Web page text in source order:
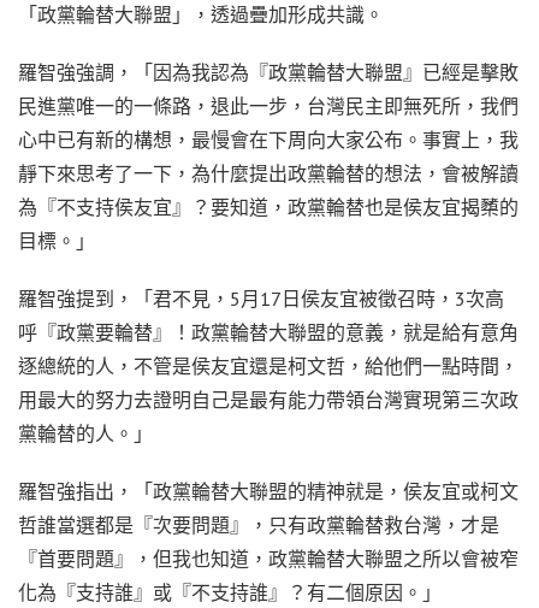
「政黨輪替大聯盟」，透過疊加形成共識。
羅智強強調，「因為我認為『政黨輪替大聯盟』已經是擊敗
民進黨唯一的一條路，退此一步，台灣民主即無死所，我們
心中已有新的構想，最慢會在下周向大家公布。事實上，我
靜下來思考了一下，為什麼提出政黨輪替的想法，會被解讀
為『不支持侯友宜』？要知道，政黨輪替也是侯友宜揭櫫的
目標。」
羅智強提到，「君不見，5月17日侯友宜被徵召時，3次高
呼『政黨要輪替』！政黨輪替大聯盟的意義，就是給有意角
逐總統的人，不管是侯友宜還是柯文哲，給他們一點時間，
用最大的努力去證明自己是最有能力帶領台灣實現第三次政
黨輪替的人。」
羅智強指出，「政黨輪替大聯盟的精神就是，侯友宜或柯文
哲誰當選都是『次要問題』，只有政黨輪替救台灣，才是
『首要問題』，但我也知道，政黨輪替大聯盟之所以會被窄
化為『支持誰』或『不支持誰』？有二個原因。」